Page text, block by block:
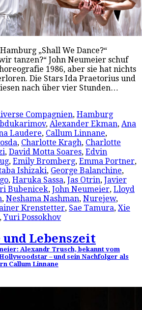
„Shall We Dance?“
tanzen?“ John Neumeier schuf
1986, aber sie hat nichts
Die Stars Ida Praetorius und
nach über vier Stunden…
Compagnien, Hamburg
, Alexander Ekman, Ana
Laudere, Callum Linnane,
, Charlotte Kragh, Charlotte
, David Motta Soares, Edvin
, Emily Bromberg, Emma Portner,
Ishizaki, George Balanchine,
, Haruka Sassa, Jas Otrin, Javier
Bubenicek, John Neumeier, Lloyd
, Neshama Nashman, Nurejew,
Krenstetter, Sae Tamura, Xie
,Yuri Possokhov
und Lebenszeit
Alexandr Trusch, bekannt vom
– und sein Nachfolger als
Callum Linnane